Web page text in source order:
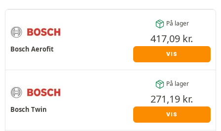
Bosch Aerofit
På lager
417,09 kr.
VIS
Bosch Twin
På lager
271,19 kr.
VIS